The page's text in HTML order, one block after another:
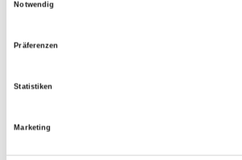
Notwendig
Präferenzen
Statistiken
Marketing
- Anschlussgewinde FastFix
- SB-verpackt